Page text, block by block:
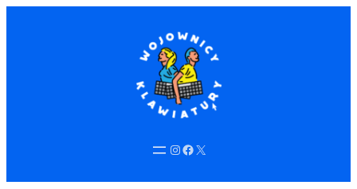
Instagram
Facebook
X